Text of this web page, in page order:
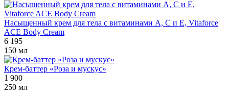
Насыщенный крем для тела с витаминами А, С и Е, Vitaforce
ACE Body Cream
6 195
150 мл
Крем-баттер «Роза и мускус»
1 900
250 мл